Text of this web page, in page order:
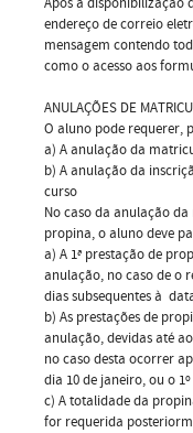
endereço de correio
mensagem contendo
como o acesso aos
ANULAÇÕES DE
O aluno pode requerer,
a) A anulação da
b) A anulação da
curso
No caso da anulação
propina, o aluno deve
a) A 1ª prestação de
anulação, no caso de o
dias subsequentes à
b) As prestações de
anulação, devidas até
no caso desta ocorrer
dia 10 de janeiro, ou o
c) A totalidade da
for requerida